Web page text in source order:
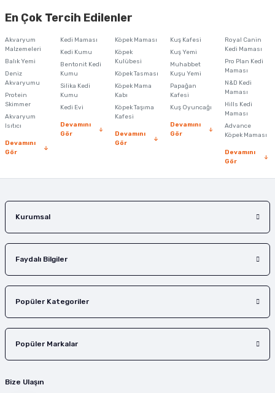
tutmalısınız.
En Çok Tercih Edilenler
Akvaryum
Malzemeleri
Balık Yemi
Deniz
Akvaryumu
Protein
Skimmer
Akvaryum
Isıtıcı
Devamını
Gör
Kedi Maması
Kedi Kumu
Bentonit Kedi
Kumu
Silika Kedi
Kumu
Kedi Evi
Devamını
Gör
Köpek Maması
Köpek
Kulübesi
Köpek Tasması
Köpek Mama
Kabı
Köpek Taşıma
Kafesi
Devamını
Gör
Kuş Kafesi
Kuş Yemi
Muhabbet
Kuşu Yemi
Papağan
Kafesi
Kuş Oyuncağı
Devamını
Gör
Royal Canin
Kedi Maması
Pro Plan Kedi
Maması
N&D Kedi
Maması
Hills Kedi
Maması
Advance
Köpek Maması
Devamını
Gör
Kurumsal
Faydalı Bilgiler
Popüler Kategoriler
Popüler Markalar
Bize Ulaşın